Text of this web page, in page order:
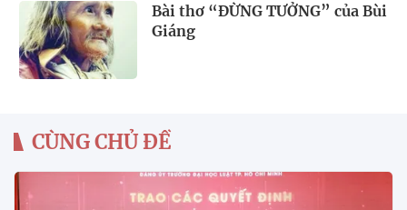
Bài thơ “ĐỪNG TƯỞNG” của Bùi
Giáng
CÙNG CHỦ ĐỀ